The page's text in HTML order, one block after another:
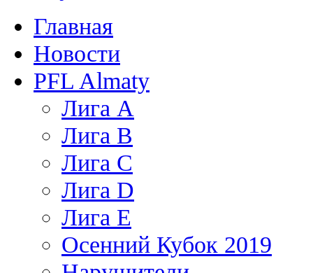
Главная
Новости
PFL Almaty
Лига A
Лига В
Лига С
Лига D
Лига Е
Осенний Кубок 2019